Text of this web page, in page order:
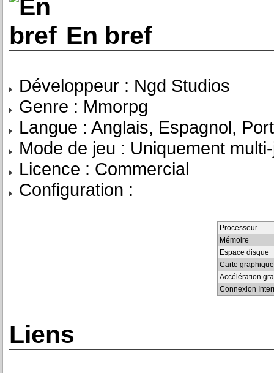
En bref
Développeur : Ngd Studios
Genre : Mmorpg
Langue : Anglais, Espagnol,
Mode de jeu : Uniquement
Licence : Commercial
Configuration :
Processeur
Mémoire
Espace disque
Carte graphique
Accélération
Connexion
Liens